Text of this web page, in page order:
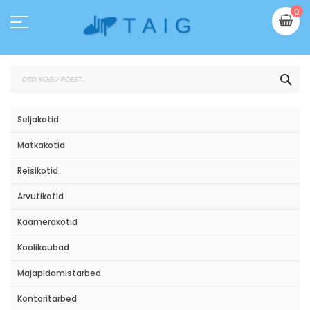
to
Content
0
Seljakotid
Matkakotid
Reisikotid
Arvutikotid
Kaamerakotid
Koolikaubad
Majapidamistarbed
Kontoritarbed